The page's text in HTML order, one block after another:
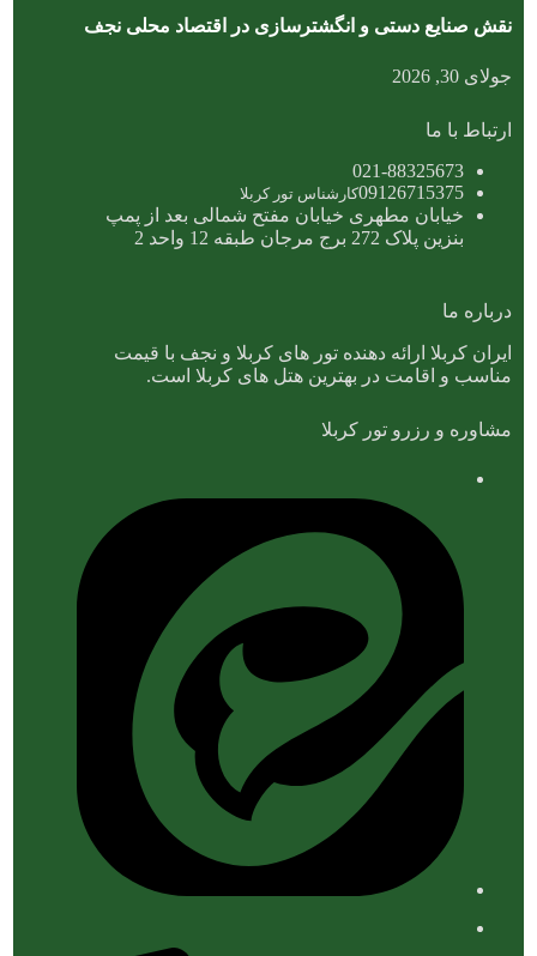
نقش صنایع دستی و انگشترسازی در اقتصاد محلی نجف
جولای 30, 2026
ارتباط با ما
021-88325673
09126715375کارشناس تور کربلا
خیابان مطهری خیابان مفتح شمالی بعد از پمپ
بنزین پلاک 272 برج مرجان طبقه 12 واحد 2
درباره ما
ایران کربلا ارائه دهنده تور های کربلا و نجف با قیمت
مناسب و اقامت در بهترین هتل های کربلا است.
مشاوره و رزرو تور کربلا